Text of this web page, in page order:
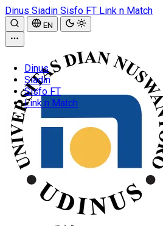
Dinus Siadin Sisfo FT Link n Match
EN
Dinus
Siadin
Sisfo FT
Link n Match